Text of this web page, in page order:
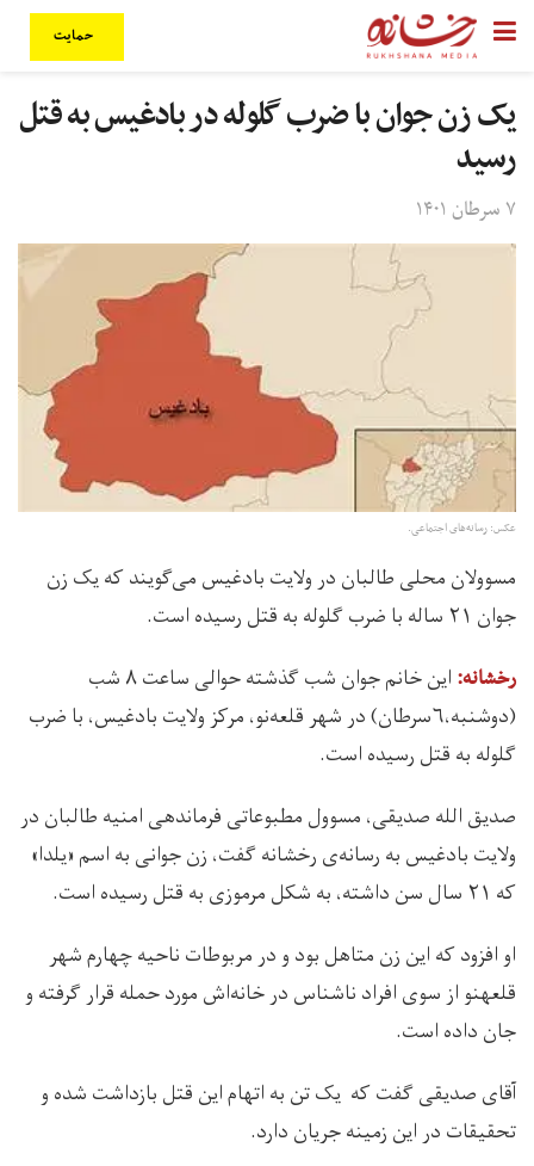
حمایت
یک زن جوان با ضرب گلوله در بادغیس به قتل
رسید
۷ سرطان ۱۴۰۱
عکس: رسانه‌های اجتماعی.
مسوولان محلی طالبان در ولایت بادغیس می‌گویند که یک زن
جوان ۲۱ ساله با ضرب گلوله به قتل رسیده است.
رخشانه:
این خانم جوان شب گذشته حوالی ساعت ۸ شب
(دوشنبه،۶سرطان) در شهر قلعه‏‌نو، مرکز ولایت بادغیس، با ضرب
گلوله به قتل رسیده است.
صدیق الله صدیقی، مسوول مطبوعاتی فرماندهی امنیه طالبان در
ولایت بادغیس به رسانه‌ی رخشانه گفت، زن جوانی به اسم «یلدا»
که ۲۱ سال سن داشته، به شکل مرموزی به قتل رسیده است.
او افزود که این زن متاهل بود و در مربوطات ناحیه چهارم شهر
قلعه‎نو از سوی افراد ناشناس در خانه‌اش مورد حمله قرار گرفته و
جان داده است.
آقای صدیقی گفت که یک تن به اتهام این قتل بازداشت شده و
تحقیقات در این زمینه جریان دارد.